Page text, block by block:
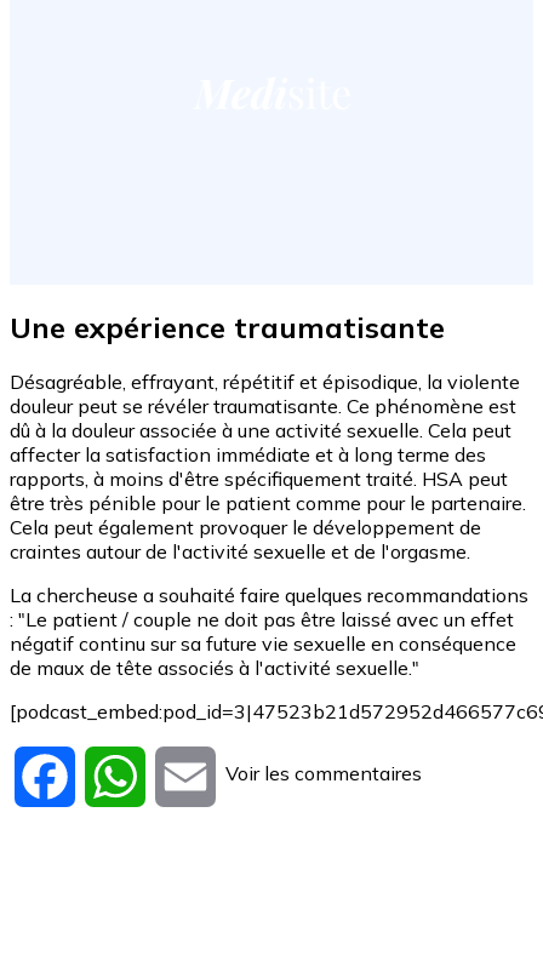
Une expérience traumatisante
Désagréable, effrayant, répétitif et épisodique, la violente
douleur peut se révéler traumatisante. Ce phénomène est
dû à la douleur associée à une activité sexuelle. Cela peut
affecter la satisfaction immédiate et à long terme des
rapports, à moins d'être spécifiquement traité. HSA peut
être très pénible pour le patient comme pour le partenaire.
Cela peut également provoquer le développement de
craintes autour de l'activité sexuelle et de l'orgasme.
La chercheuse a souhaité faire quelques recommandations
: "Le patient / couple ne doit pas être laissé avec un effet
négatif continu sur sa future vie sexuelle en conséquence
de maux de tête associés à l'activité sexuelle."
Facebook WhatsApp
Email
Voir les commentaires